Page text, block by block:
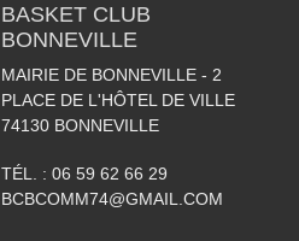
BASKET CLUB
BONNEVILLE
MAIRIE DE BONNEVILLE - 2
PLACE DE L'HÔTEL DE VILLE
74130 BONNEVILLE
TÉL. : 06 59 62 66 29
BCBCOMM74@GMAIL.COM